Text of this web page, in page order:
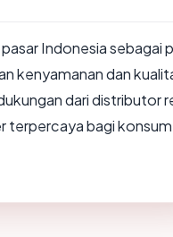
Indonesia sebagai
kenyamanan dan
dari distributor
terpercaya bagi